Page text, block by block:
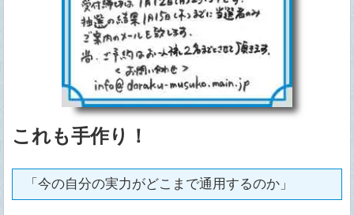
これも手作り！
「今の自分の実力がどこまで通用するのか」